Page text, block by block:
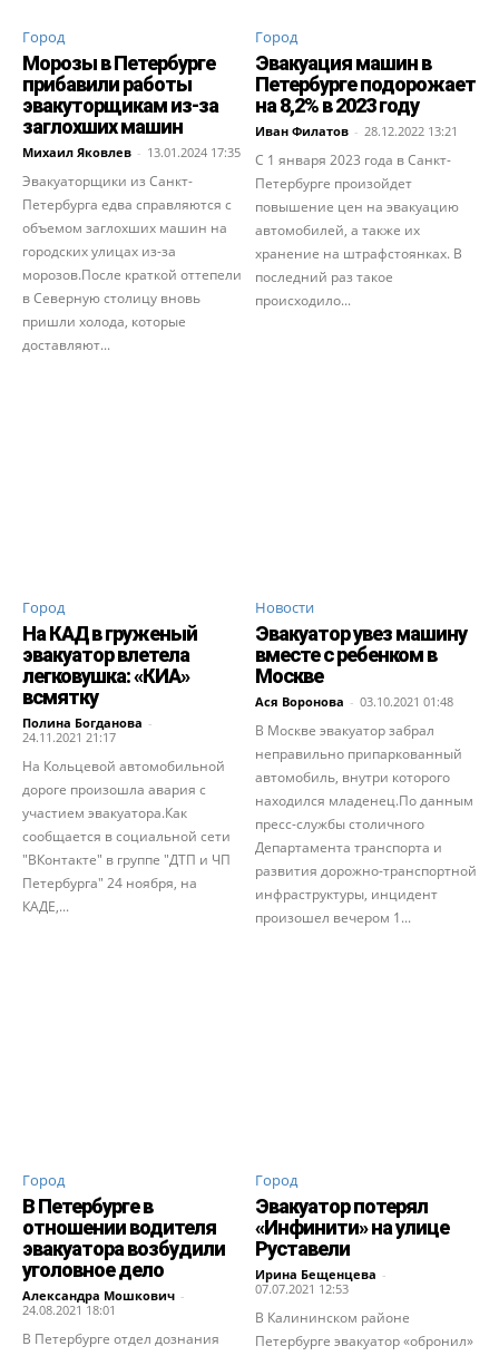
Город
Морозы в Петербурге
прибавили работы
эвакуторщикам из-за
заглохших машин
Михаил Яковлев - 13.01.2024 17:35
Эвакуаторщики из Санкт-
Петербурга едва справляются с
объемом заглохших машин на
городских улицах из-за
морозов.После краткой оттепели
в Северную столицу вновь
пришли холода, которые
доставляют...
Город
Эвакуация машин в
Петербурге подорожает
на 8,2% в 2023 году
Иван Филатов - 28.12.2022 13:21
С 1 января 2023 года в Санкт-
Петербурге произойдет
повышение цен на эвакуацию
автомобилей, а также их
хранение на штрафстоянках. В
последний раз такое
происходило...
Город
На КАД в груженый
эвакуатор влетела
легковушка: «КИА»
всмятку
Полина Богданова -
24.11.2021 21:17
На Кольцевой автомобильной
дороге произошла авария с
участием эвакуатора.Как
сообщается в социальной сети
"ВКонтакте" в группе "ДТП и ЧП
Петербурга" 24 ноября, на
КАДЕ,...
Новости
Эвакуатор увез машину
вместе с ребенком в
Москве
Ася Воронова - 03.10.2021 01:48
В Москве эвакуатор забрал
неправильно припаркованный
автомобиль, внутри которого
находился младенец.По данным
пресс-службы столичного
Департамента транспорта и
развития дорожно-транспортной
инфраструктуры, инцидент
произошел вечером 1...
Город
В Петербурге в
отношении водителя
эвакуатора возбудили
уголовное дело
Александра Мошкович -
24.08.2021 18:01
В Петербурге отдел дознания
Город
Эвакуатор потерял
«Инфинити» на улице
Руставели
Ирина Бещенцева -
07.07.2021 12:53
В Калининском районе
Петербурге эвакуатор «обронил»